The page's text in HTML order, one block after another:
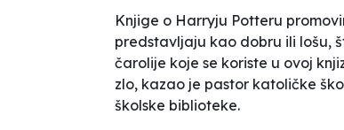
Knjige o Harryju Potteru
predstavljaju kao dobru ili lošu,
čarolije koje se koriste u ovoj
zlo, kazao je pastor katoličke
školske biblioteke.